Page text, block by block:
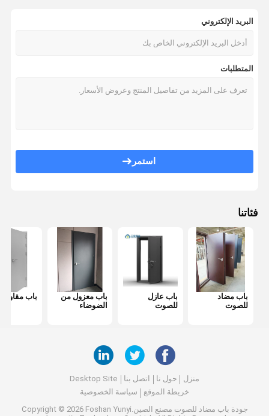
باب مضاد للصوت
باب مضاد للحريق
مقسم غرفة معلقة
غرفه هاتفية عازلة للصوت
صندوق اجتماعات المكتب
غطاء المكتب المتحرك
البريد الإلكتروني
المتطلبات
استمر
فئاتنا
باب مضاد
للصوت
باب عازل
للصوت
باب معزول من
الضوضاء
باب مقاوم
منزل حول نا اتصل بنا
Desktop Site
خريطة الموقع
سياسة الخصوصية
جودة باب مضاد للصوت
مصنع الصين.Copyright © 2026 Foshan Yunyi